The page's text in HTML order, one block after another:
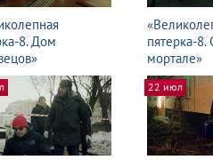
8. Дом
пятерка-8.
мортале»
22 июл